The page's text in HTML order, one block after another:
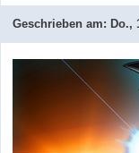
Geschrieben am: Do.,